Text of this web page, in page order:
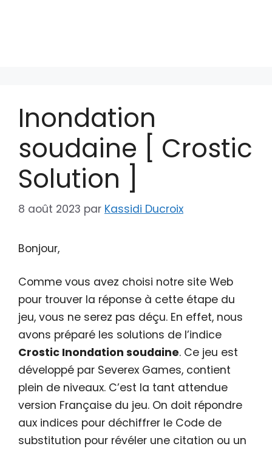
Inondation
soudaine [ Crostic
Solution ]
8 août 2023 par Kassidi Ducroix
Bonjour,
Comme vous avez choisi notre site Web
pour trouver la réponse à cette étape du
jeu, vous ne serez pas déçu. En effet, nous
avons préparé les solutions de l’indice
Crostic Inondation soudaine. Ce jeu est
développé par Severex Games, contient
plein de niveaux. C’est la tant attendue
version Française du jeu. On doit répondre
aux indices pour déchiffrer le Code de
substitution pour révéler une citation ou un